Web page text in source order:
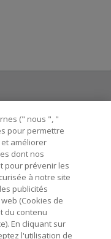
(" nous ", "
pour permettre
améliorer
dont nos
pour prévenir les
à notre site
publicités
(Cookies de
du contenu
En cliquant sur
l'utilisation de